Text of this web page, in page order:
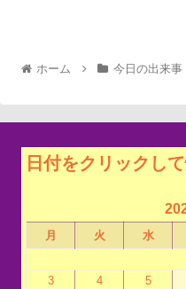
ホーム 今日の出来事
日付をクリックし
月 火 水
3
4 5